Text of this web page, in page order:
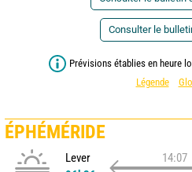
Consulter le
Prévisions établies en heure
Légende
ÉPHÉMÉRIDE
Lever
14:07